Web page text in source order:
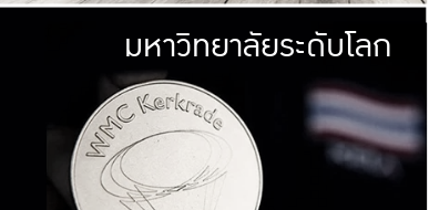
มหาวิทยา
พร้อมที่จ
และผลักดันในการใช้ระบบส
เพื่อการทำงานแ
มหาวิทยาลัยระดับโลก